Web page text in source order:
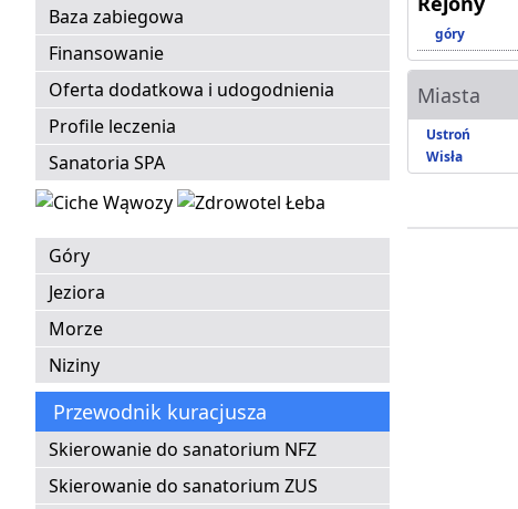
Baza zabiegowa
Finansowanie
Oferta dodatkowa i udogodnienia
Profile leczenia
Sanatoria SPA
Góry
Jeziora
Morze
Niziny
Przewodnik kuracjusza
Skierowanie do sanatorium NFZ
Skierowanie do sanatorium ZUS
góry
Miasta
Ustroń
Wisła